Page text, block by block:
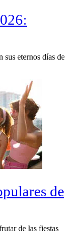
sus eternos días de
de
de las fiestas